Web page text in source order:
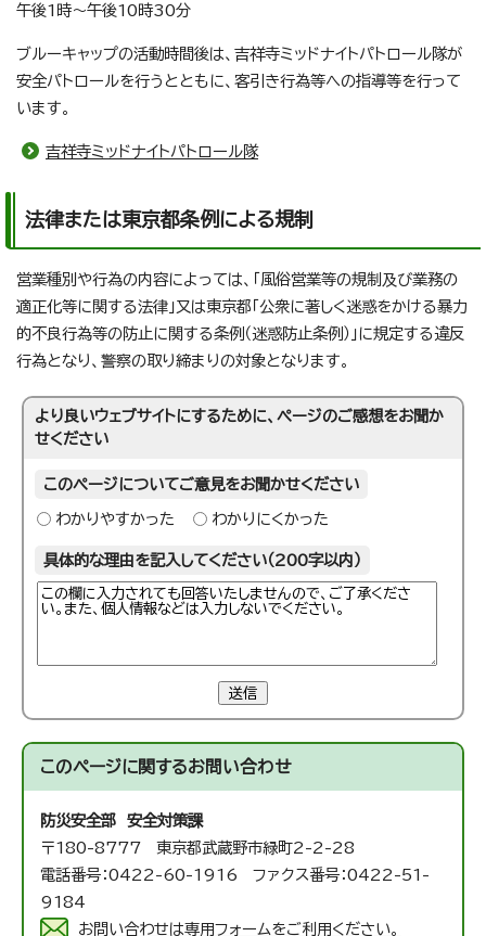
午後1時～午後10時30分
ブルーキャップの活動時間後は、吉祥寺ミッドナイトパトロール隊が
安全パトロールを行うとともに、客引き行為等への指導等を行って
います。
吉祥寺ミッドナイトパトロール隊
法律または東京都条例による規制
営業種別や行為の内容によっては、「風俗営業等の規制及び業務の
適正化等に関する法律」又は東京都「公衆に著しく迷惑をかける暴力
的不良行為等の防止に関する条例（迷惑防止条例）」に規定する違反
行為となり、警察の取り締まりの対象となります。
より良いウェブサイトにするために、ページのご感想をお聞か
せください
このページについてご意見をお聞かせください
わかりやすかった わかりにくかった
具体的な理由を記入してください（200字以内）
送信
このページに関するお問い合わせ
防災安全部 安全対策課
〒180-8777 東京都武蔵野市緑町2-2-28
電話番号：0422-60-1916 ファクス番号：0422-51-
9184
お問い合わせは専用フォームをご利用ください。